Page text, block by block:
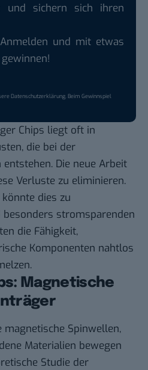
sichern sich ihren
Anmelden und mit etwas
Datenschutzerklärung. Beim Gewinnspiel
Chips liegt oft in
die bei der
Die neue Arbeit
Verluste zu eliminieren.
dies zu
stromsparenden
die Fähigkeit,
Komponenten nahtlos
Magnetische
Spinwellen,
Materialien bewegen
Studie der